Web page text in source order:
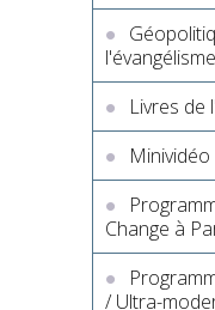
l'évangélisme
Livres de
Minividéo
Change à
/ Ultra-